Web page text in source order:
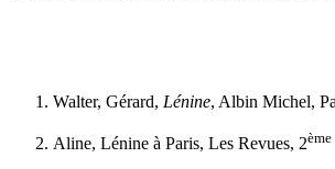
Walter, Gérard, Lénine, Albin Michel,
Aline, Lénine à Paris, Les Revues, 2ème